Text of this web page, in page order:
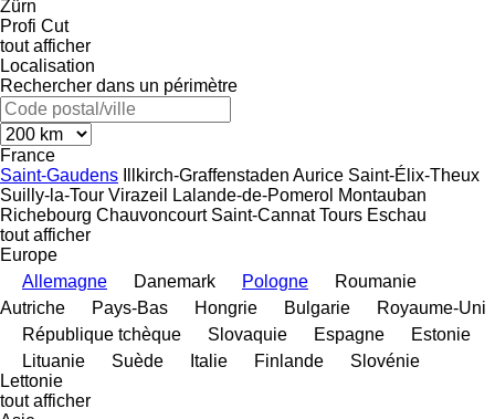
Zürn
Profi Cut
tout afficher
Localisation
Rechercher dans un périmètre
France
Saint-Gaudens
Illkirch-Graffenstaden Aurice Saint-Élix-Theux
Suilly-la-Tour Virazeil Lalande-de-Pomerol Montauban
Richebourg Chauvoncourt Saint-Cannat Tours Eschau
tout afficher
Europe
Allemagne
Danemark Pologne
Roumanie
Autriche
Pays-Bas Hongrie Bulgarie
Royaume-Uni
République tchèque
Slovaquie Espagne
Estonie
Lituanie
Suède Italie Finlande
Slovénie
Lettonie
tout afficher